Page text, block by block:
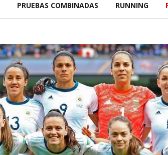
PRUEBAS COMBINADAS RUNNING